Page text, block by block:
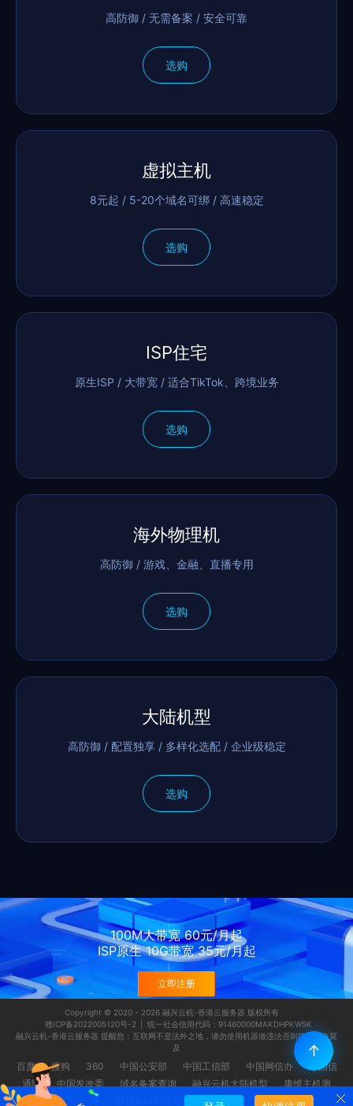
高防御 / 无需备案 / 安全可靠
选购
虚拟主机
8元起 / 5-20个域名可绑 / 高速稳定
选购
ISP住宅
原生ISP / 大带宽 / 适合TikTok、跨境业务
选购
海外物理机
高防御 / 游戏、金融、直播专用
选购
大陆机型
高防御 / 配置独享 / 多样化选配 / 企业级稳定
选购
↑
100M大带宽 60元/月起
ISP原生 10G带宽 35元/月起
立即注册
Copyright © 2020 - 2026 融兴云机-香港云服务器 版权所有
赣ICP备2022005120号-2
| 统一社会信用代码：91460000MAKDHPKW5K
融兴云机-香港云服务器 提醒您：互联网不是法外之地，请勿使用机器做违法否则将会后悔莫
及
百度 搜狗 360 中国公安部 中国工信部 中国网信办
中国信
通院
中国发改委 域名备案查询 融兴云机大陆机型
康维主机测
网站地图